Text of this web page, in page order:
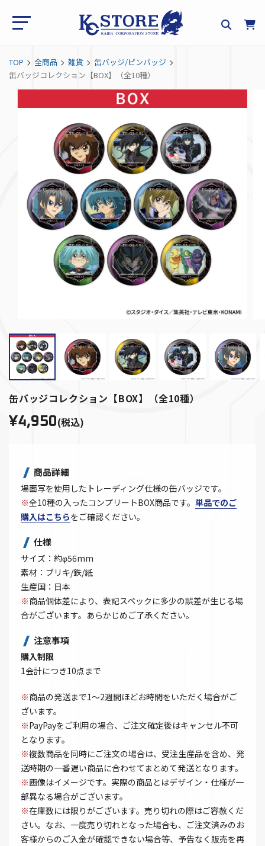
TOP 全商品 雑貨
缶バッジ/ピンバッジ
缶バッジコレクション【BOX】（全10種）
缶バッジコレクション【BOX】（全10種）
¥4,950(税込)
商品詳細
場面写を使用したトレーディング仕様の缶バッジです。
※全10種の入ったコンプリートBOX商品です。 単品でのご
購入はこちらをご確認ください。
仕様
サイズ：約φ56mm
素材：ブリキ/鉄/紙
生産国：日本
※商品個体差により、表記スペックに多少の誤差が生じる場
合がございます。あらかじめご了承ください。
注意事項
購入制限
1会計につき10点まで
※商品の発送まで1～2週間ほどお時間をいただく場合がご
ざいます。
※PayPayをご利用の場合、ご注文確定後はキャンセル不可
となります。
※複数商品を同時にご注文の場合は、受注生産品を含め、発
送時期の一番遅い商品に合わせてまとめて発送となります。
※画像はイメージです。実際の商品とはデザイン・仕様が一
部異なる場合がございます。
※在庫数には限りがございます。売り切れの際はご容赦くだ
さい。なお、一度売り切れとなった場合も、ご注文済みのお
客様からのご入金が確認できない場合等、予告なく販売を再